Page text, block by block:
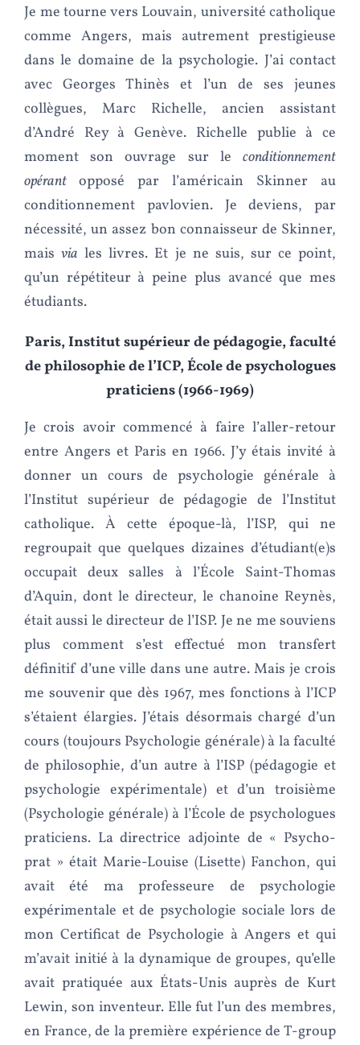
Je me tourne vers Louvain, université catholique
comme Angers, mais autrement prestigieuse
dans le domaine de la psychologie. J’ai contact
avec Georges Thinès et l’un de ses jeunes
collègues, Marc Richelle, ancien assistant
d’André Rey à Genève. Richelle publie à ce
moment son ouvrage sur le conditionnement
opérant opposé par l’américain Skinner au
conditionnement pavlovien. Je deviens, par
nécessité, un assez bon connaisseur de Skinner,
maisvia les livres. Et je ne suis, sur ce point,
qu’un répétiteur à peine plus avancé que mes
étudiants.
Paris, Institut supérieur de pédagogie, faculté
de philosophie de l’ICP, École de psychologues
praticiens (1966-1969)
Je crois avoir commencé à faire l’aller-retour
entre Angers et Paris en 1966. J’y étais invité à
donner un cours de psychologie générale à
l’Institut supérieur de pédagogie de l’Institut
catholique. À cette époque-là, l’ISP, qui ne
regroupait que quelques dizaines d’étudiant(e)s
occupait deux salles à l’École Saint-Thomas
d’Aquin, dont le directeur, le chanoine Reynès,
était aussi le directeur de l’ISP. Je ne me souviens
plus comment s’est effectué mon transfert
définitif d’une ville dans une autre. Mais je crois
me souvenir que dès 1967, mes fonctions à l’ICP
s’étaient élargies. J’étais désormais chargé d’un
cours (toujours Psychologie générale) à la faculté
de philosophie, d’un autre à l’ISP (pédagogie et
psychologie expérimentale) et d’un troisième
(Psychologie générale) à l’École de psychologues
praticiens. La directrice adjointe de « Psycho-
prat » était Marie-Louise (Lisette) Fanchon, qui
avait été ma professeure de psychologie
expérimentale et de psychologie sociale lors de
mon Certificat de Psychologie à Angers et qui
m’avait initié à la dynamique de groupes, qu’elle
avait pratiquée aux États-Unis auprès de Kurt
Lewin, son inventeur. Elle fut l’un des membres,
en France, de la première expérience de T-group